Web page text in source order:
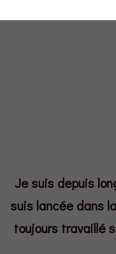
Je suis depuis
suis lancée dans
toujours travaillé